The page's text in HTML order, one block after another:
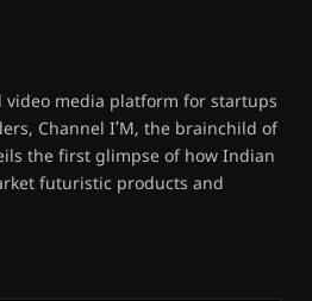
video media platform for startups
Channel I’M, the brainchild of
the first glimpse of how Indian
futuristic products and